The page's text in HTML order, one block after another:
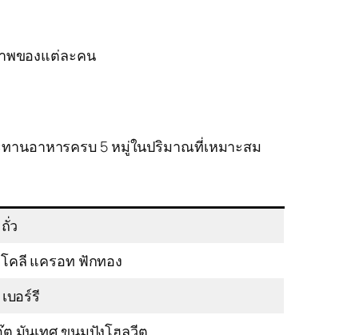
พของแต่ละคน
านอาหารครบ 5 หมู่ในปริมาณที่เหมาะสม
ว
คลี แครอท ฟักทอง
บอร์รี
มันเทศ ขนมปังโฮลวีต